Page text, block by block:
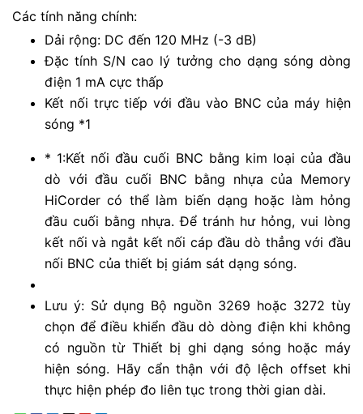
Các tính năng chính:
Dải rộng: DC đến 120 MHz (-3 dB)
Đặc tính S/N cao lý tưởng cho dạng sóng dòng
điện 1 mA cực thấp
Kết nối trực tiếp với đầu vào BNC của máy hiện
sóng *1
* 1:Kết nối đầu cuối BNC bằng kim loại của đầu
dò với đầu cuối BNC bằng nhựa của Memory
HiCorder có thể làm biến dạng hoặc làm hỏng
đầu cuối bằng nhựa. Để tránh hư hỏng, vui lòng
kết nối và ngắt kết nối cáp đầu dò thẳng với đầu
nối BNC của thiết bị giám sát dạng sóng.
Lưu ý: Sử dụng Bộ nguồn 3269 hoặc 3272 tùy
chọn để điều khiển đầu dò dòng điện khi không
có nguồn từ Thiết bị ghi dạng sóng hoặc máy
hiện sóng. Hãy cẩn thận với độ lệch offset khi
thực hiện phép đo liên tục trong thời gian dài.